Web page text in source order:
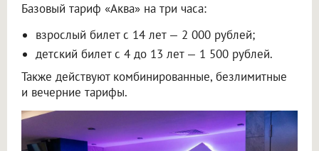
Базовый тариф «Аква» на три часа:
взрослый билет с 14 лет — 2 000 рублей;
детский билет с 4 до 13 лет — 1 500 рублей.
Также действуют комбинированные, безлимитные
и вечерние тарифы.